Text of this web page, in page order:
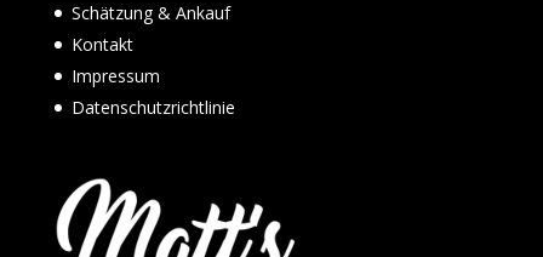
Schätzung & Ankauf
Kontakt
Impressum
Datenschutzrichtlinie